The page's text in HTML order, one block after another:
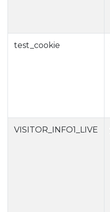
test_cookie
VISITOR_INFO1_LIVE